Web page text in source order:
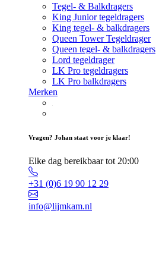
Tegel- & Balkdragers
King Junior tegeldragers
King tegel- & balkdragers
Queen Tower Tegeldrager
Queen tegel- & balkdragers
Lord tegeldrager
LK Pro tegeldragers
LK Pro balkdragers
Merken
Vragen? Johan staat voor je klaar!
Elke dag bereikbaar tot 20:00
+31 (0)6 19 90 12 29
info@lijmkam.nl